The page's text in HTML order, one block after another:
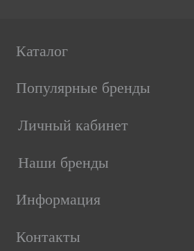
Каталог
Популярные бренды
Личный кабинет
Наши бренды
Информация
Контакты